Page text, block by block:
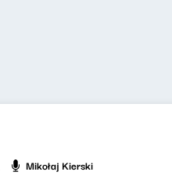
Mikołaj Kierski